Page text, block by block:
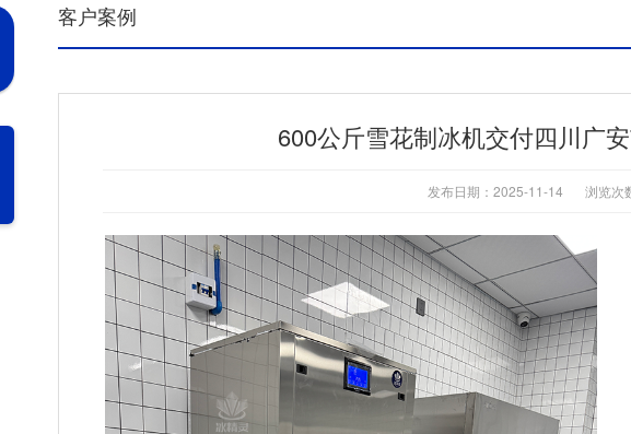
客户案例
600公斤雪花制冰机交付四川广
发布日期：2025-11-14 浏览次